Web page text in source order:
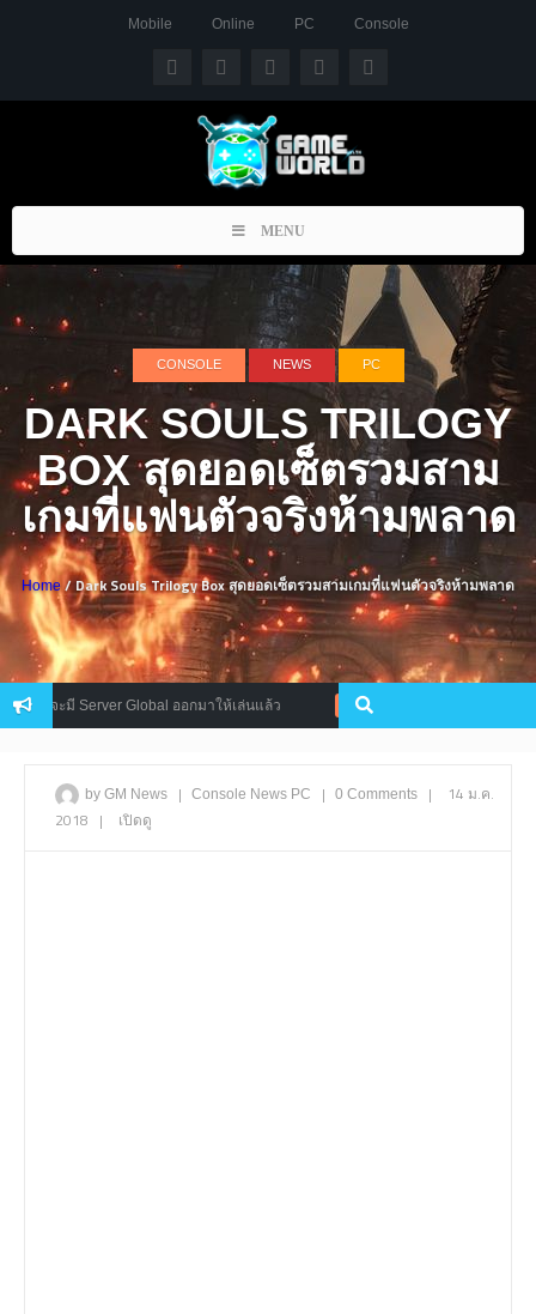
Mobile Online PC Console
Toggle
navigation
MENU
CONSOLE NEWS PC
DARK SOULS TRILOGY
BOX สุดยอดเซ็ตรวมสาม
เกมที่แฟนตัวจริงห้ามพลาด
Home/ Dark Souls Trilogy Box สุดยอดเซ็ตรวมสามเกมที่แฟนตัวจริงห้ามพลาด
งจะมี Server Global ออกมาให้เล่นแล้ว Console LEGO Marvel
by GM News | Console News PC | 0 Comments |
14 ม.ค.
2018 | เปิดดู